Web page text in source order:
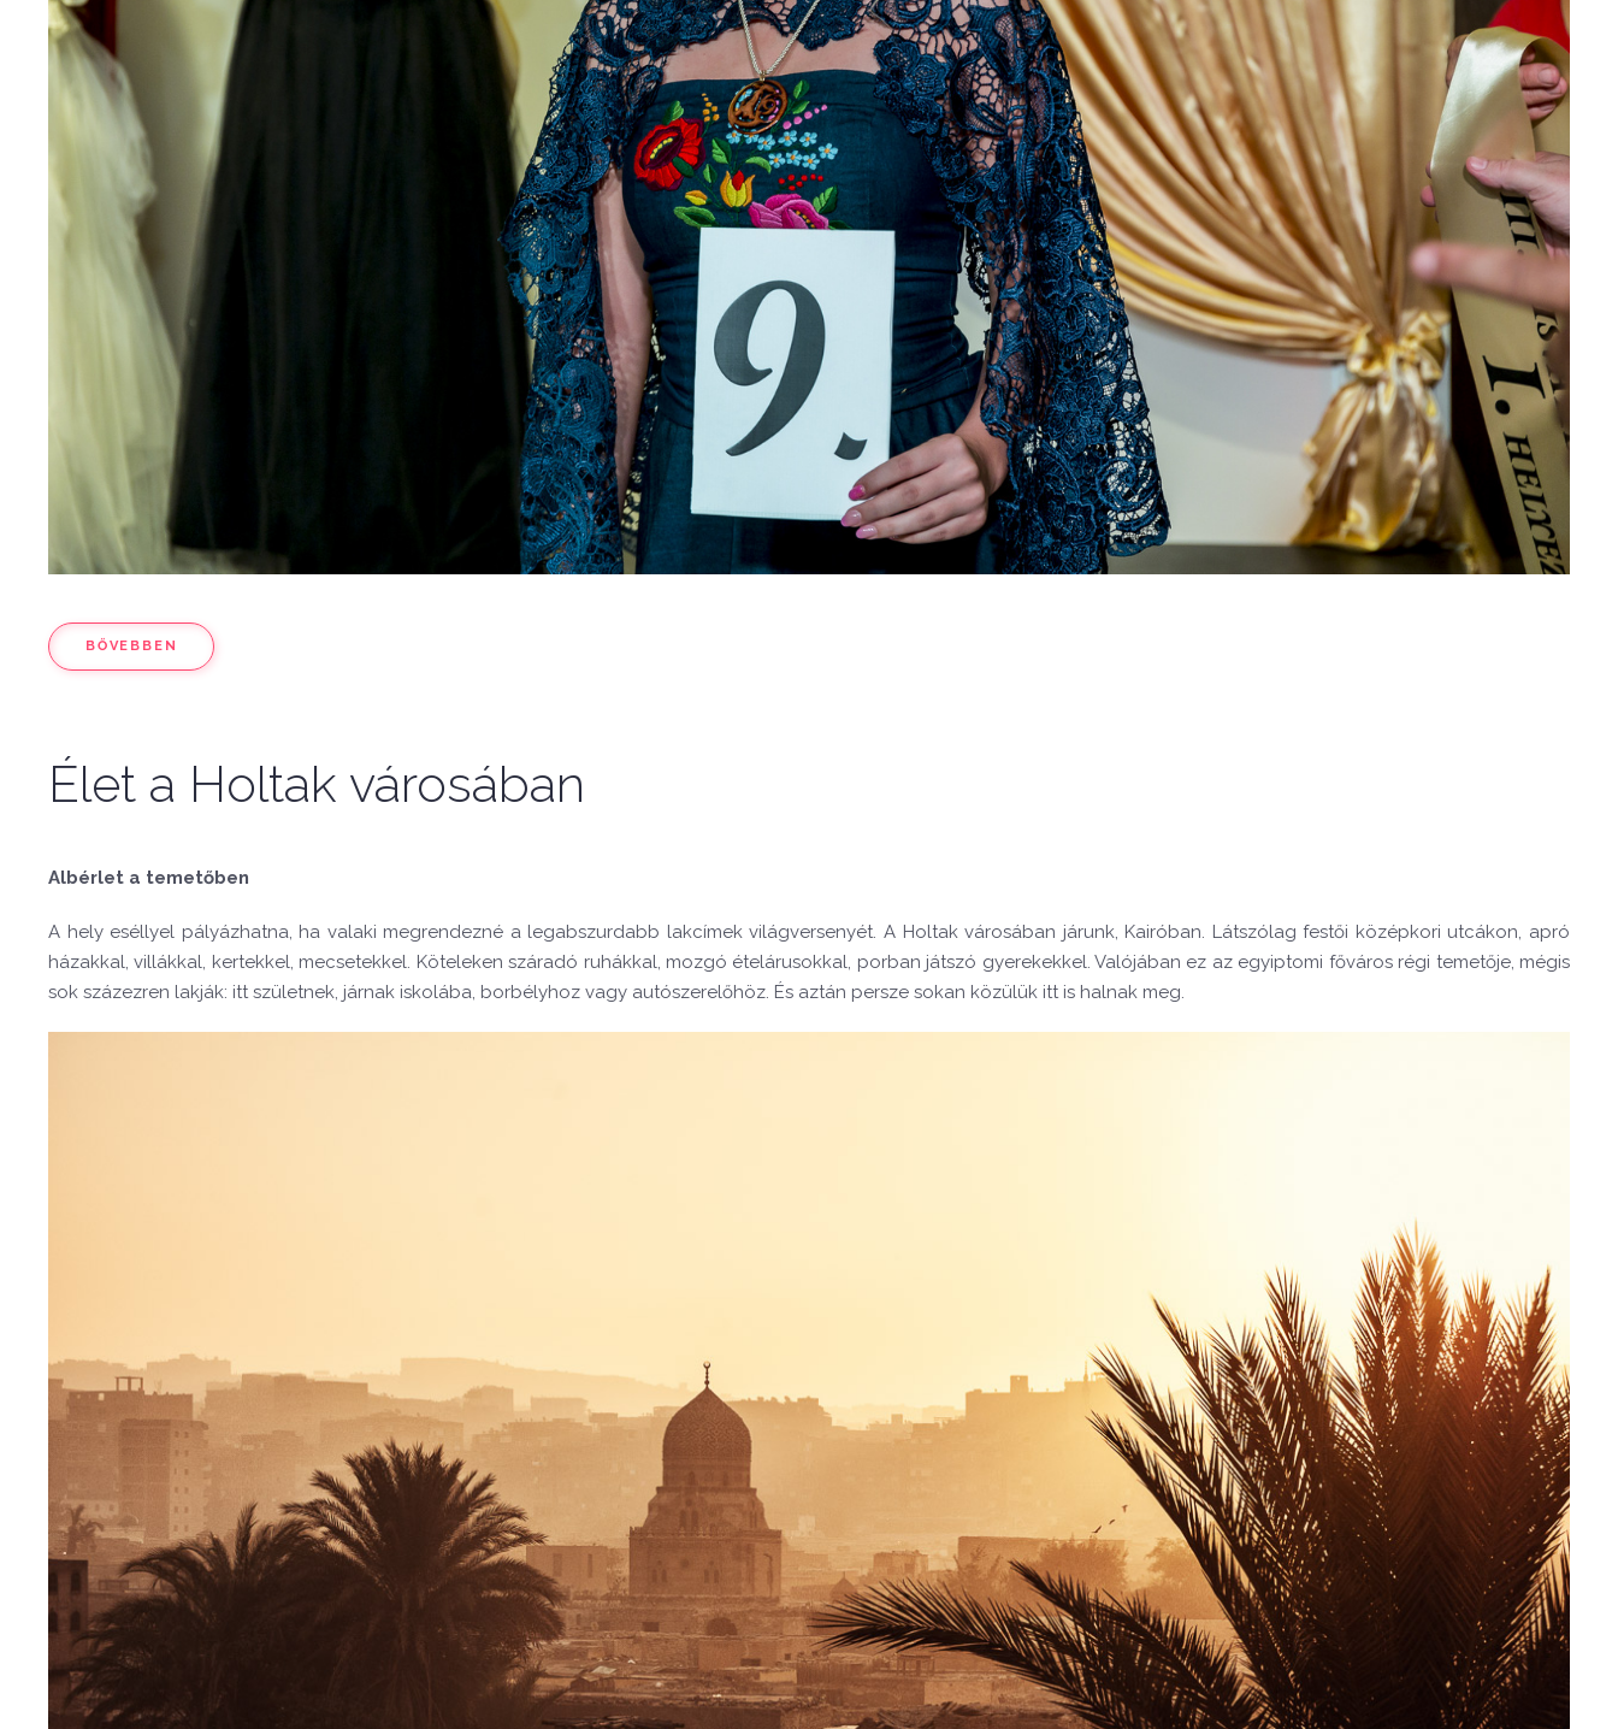
BŐVEBBEN
Élet a Holtak városában
Albérlet a temetőben
A hely eséllyel pályázhatna, ha valaki megrendezné a legabszurdabb lakcímek világversenyét. A Holtak városában járunk, Kairóban. Látszólag festői középkori utcákon, apró
házakkal, villákkal, kertekkel, mecsetekkel. Köteleken száradó ruhákkal, mozgó ételárusokkal, porban játszó gyerekekkel. Valójában ez az egyiptomi főváros régi temetője, mégis
sok százezren lakják: itt születnek, járnak iskolába, borbélyhoz vagy autószerelőhöz. És aztán persze sokan közülük itt is halnak meg.